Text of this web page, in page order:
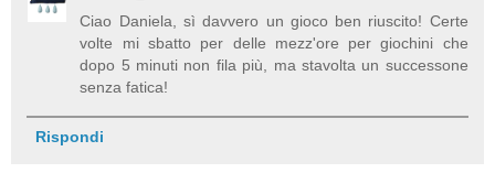
Ciao Daniela, sì davvero un gioco ben riuscito! Certe
volte mi sbatto per delle mezz'ore per giochini che
dopo 5 minuti non fila più, ma stavolta un successone
senza fatica!
Rispondi